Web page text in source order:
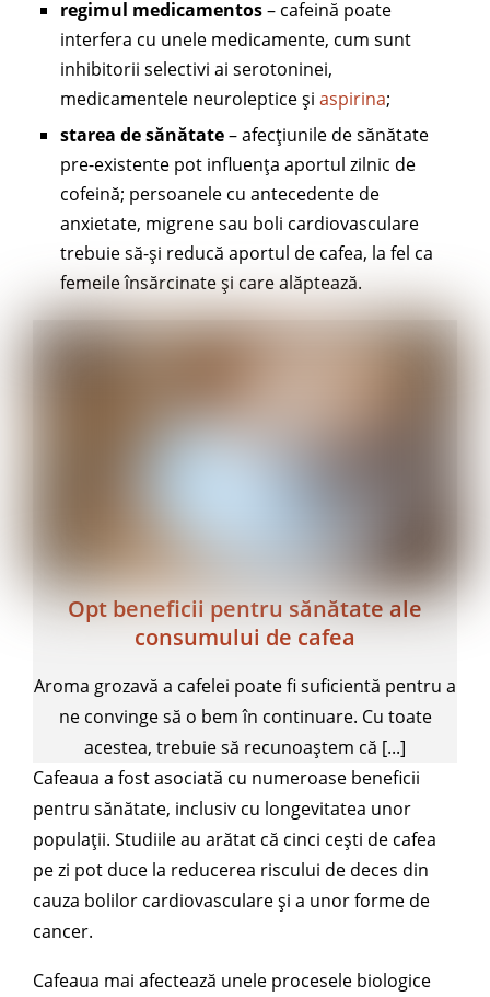
regimul medicamentos– cafeină poate
interfera cu unele medicamente, cum sunt
inhibitorii selectivi ai serotoninei,
medicamentele neuroleptice și aspirina;
starea de sănătate– afecțiunile de sănătate
pre-existente pot influența aportul zilnic de
cofeină; persoanele cu antecedente de
anxietate, migrene sau boli cardiovasculare
trebuie să-și reducă aportul de cafea, la fel ca
femeile însărcinate și care alăptează.
Opt beneficii pentru sănătate ale
consumului de cafea
Aroma grozavă a cafelei poate fi suficientă pentru a
ne convinge să o bem în continuare. Cu toate
acestea, trebuie să recunoaștem că [...]
Cafeaua a fost asociată cu numeroase beneficii
pentru sănătate, inclusiv cu longevitatea unor
populații. Studiile au arătat că cinci cești de cafea
pe zi pot duce la reducerea riscului de deces din
cauza bolilor cardiovasculare și a unor forme de
cancer.
Cafeaua mai afectează unele procesele biologice